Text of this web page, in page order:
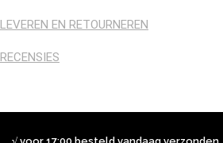
LEVEREN EN RETOURNEREN
RECENSIES